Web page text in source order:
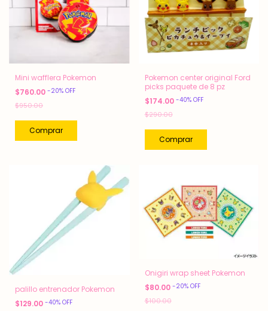
Mini wafflera Pokemon
$760.00 -20% OFF
$950.00
Pokemon center original Ford
picks paquete de 8 pz
$174.00 -40% OFF
$290.00
Comprar
palillo entrenador Pokemon
$129.00 -40% OFF
Onigiri wrap sheet Pokemon
$80.00 -20% OFF
$100.00